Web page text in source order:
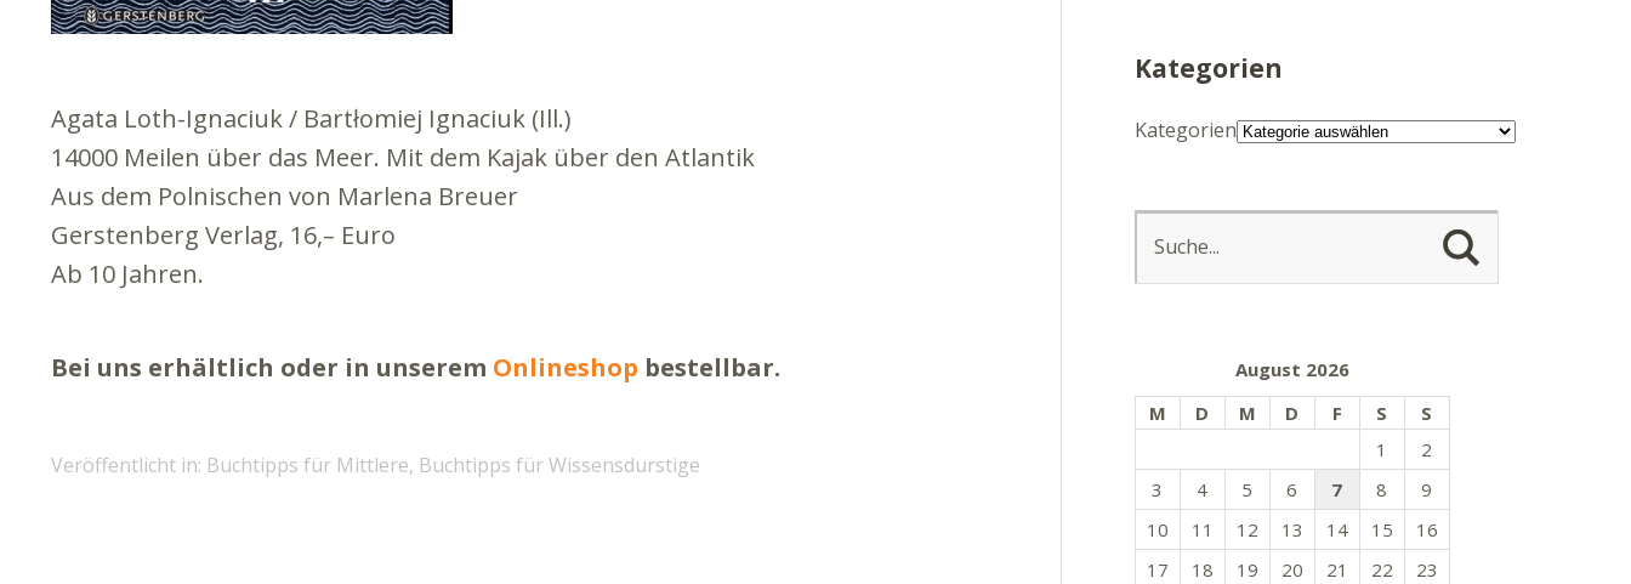
Agata Loth-Ignaciuk / Bartłomiej Ignaciuk (Ill.)
14000 Meilen über das Meer. Mit dem Kajak über den Atlantik
Aus dem Polnischen von Marlena Breuer
Gerstenberg Verlag, 16,– Euro
Ab 10 Jahren.
Bei uns erhältlich oder in unserem Onlineshop bestellbar.
Veröffentlicht in: Buchtipps für Mittlere, Buchtipps für Wissensdurstige
Kategorien
Kategorien
August 2026
M
D M D F S S
1
2
3
4 5 6 7 8
9
10
11 12 13 14 15
16
17
18 19 20 21 22
23